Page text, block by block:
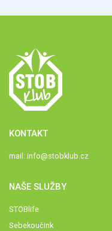
KONTAKT
mail: info@stobklub.cz
NAŠE SLUŽBY
STOBlife
Sebekoučink